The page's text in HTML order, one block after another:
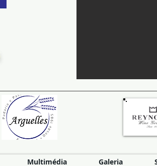
Multimédia Galeria